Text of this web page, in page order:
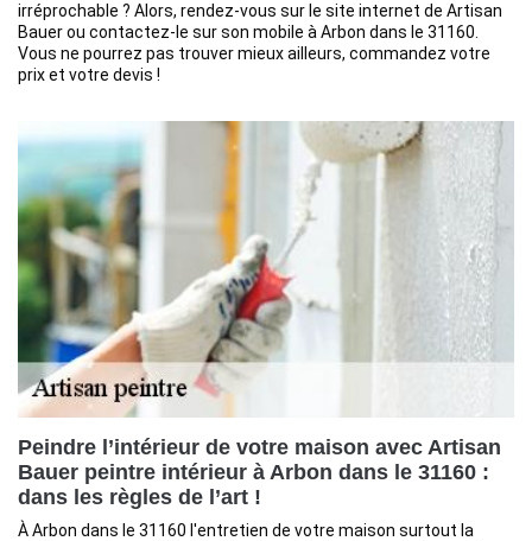
irréprochable ? Alors, rendez-vous sur le site internet de Artisan
Bauer ou contactez-le sur son mobile à Arbon dans le 31160.
Vous ne pourrez pas trouver mieux ailleurs, commandez votre
prix et votre devis !
Peindre l’intérieur de votre maison avec Artisan
Bauer peintre intérieur à Arbon dans le 31160 :
dans les règles de l’art !
À Arbon dans le 31160 l'entretien de votre maison surtout la